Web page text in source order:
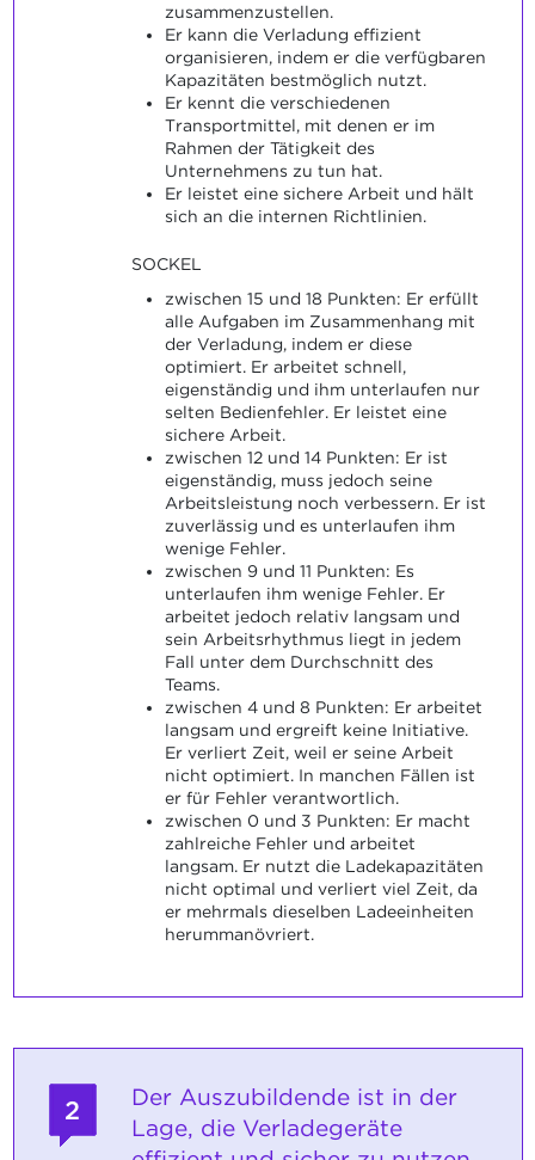
zusammenzustellen.
Er kann die Verladung effizient
organisieren, indem er die verfügbaren
Kapazitäten bestmöglich nutzt.
Er kennt die verschiedenen
Transportmittel, mit denen er im
Rahmen der Tätigkeit des
Unternehmens zu tun hat.
Er leistet eine sichere Arbeit und hält
sich an die internen Richtlinien.
SOCKEL
zwischen 15 und 18 Punkten: Er erfüllt
alle Aufgaben im Zusammenhang mit
der Verladung, indem er diese
optimiert. Er arbeitet schnell,
eigenständig und ihm unterlaufen nur
selten Bedienfehler. Er leistet eine
sichere Arbeit.
zwischen 12 und 14 Punkten: Er ist
eigenständig, muss jedoch seine
Arbeitsleistung noch verbessern. Er ist
zuverlässig und es unterlaufen ihm
wenige Fehler.
zwischen 9 und 11 Punkten: Es
unterlaufen ihm wenige Fehler. Er
arbeitet jedoch relativ langsam und
sein Arbeitsrhythmus liegt in jedem
Fall unter dem Durchschnitt des
Teams.
zwischen 4 und 8 Punkten: Er arbeitet
langsam und ergreift keine Initiative.
Er verliert Zeit, weil er seine Arbeit
nicht optimiert. In manchen Fällen ist
er für Fehler verantwortlich.
zwischen 0 und 3 Punkten: Er macht
zahlreiche Fehler und arbeitet
langsam. Er nutzt die Ladekapazitäten
nicht optimal und verliert viel Zeit, da
er mehrmals dieselben Ladeeinheiten
herummanövriert.
2
Der Auszubildende ist in der
Lage, die Verladegeräte